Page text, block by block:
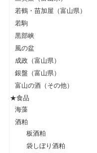
若鶴・苗加屋（富山県）
若駒
黒部峡
風の盆
成政（富山県）
銀盤（富山県）
富山の酒（その他）
★食品
海藻
酒粕
板酒粕
袋しぼり酒粕